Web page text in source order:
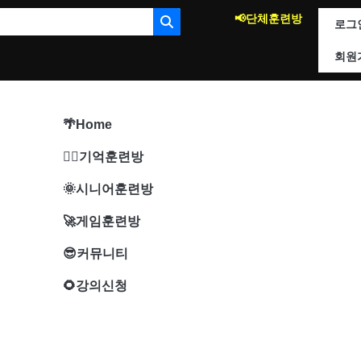
📢단체훈련방 로그
회원
🌴Home
🐱‍🚀기억훈련방
🌞시니어훈련방
🚀게임훈련방
😎커뮤니티
🌻강의신청